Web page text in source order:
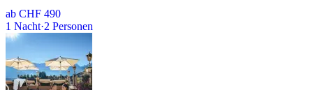
ab CHF 490
1 Nacht·2 Personen